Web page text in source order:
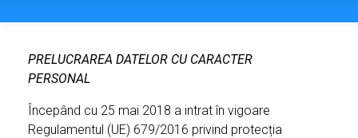
PRELUCRAREA DATELOR CU CARACTER
PERSONAL
Începând cu 25 mai 2018 a intrat în vigoare
Regulamentul (UE) 679/2016 privind protecția